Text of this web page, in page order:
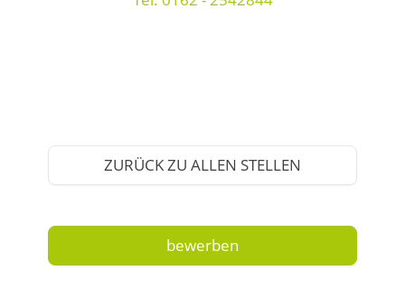
ZURÜCK ZU ALLEN STELLEN
bewerben